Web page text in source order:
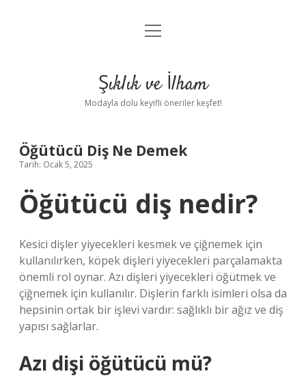
Anasayfa
Yasal Uyarı
menüyü
Şıklık ve İlham
Modayla dolu keyifli öneriler keşfet!
Öğütücü Diş Ne Demek
Tarih: Ocak 5, 2025
Öğütücü diş nedir?
Kesici dişler yiyecekleri kesmek ve çiğnemek için
kullanılırken, köpek dişleri yiyecekleri parçalamakta
önemli rol oynar. Azı dişleri yiyecekleri öğütmek ve
çiğnemek için kullanılır. Dişlerin farklı isimleri olsa da
hepsinin ortak bir işlevi vardır: sağlıklı bir ağız ve diş
yapısı sağlarlar.
Azı dişi öğütücü mü?